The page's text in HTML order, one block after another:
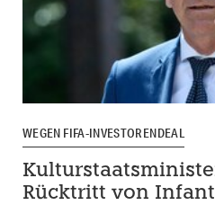
WEGEN FIFA-INVESTORENDEAL
Rücktritt von